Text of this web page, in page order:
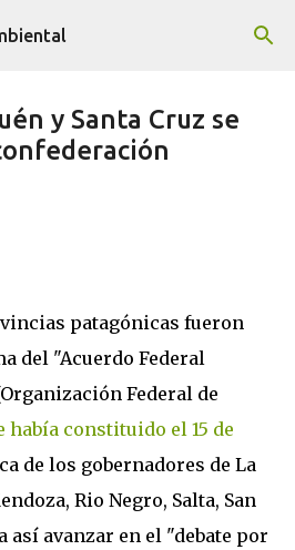
principal
y Santa Cruz se
patagónicas fueron
del "Acuerdo Federal
Federal de
había constituido el 15 de
de los gobernadores de La
Rio Negro, Salta, San
así avanzar en el "debate por